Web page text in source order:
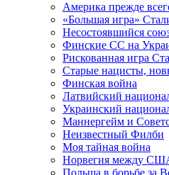
Америка прежде
«Большая игра»
Несостоявшийся
Финские СС на
Рискованная игра
Старые нацисты,
Финская война
Латвийский
Украинский
Маннергейм и
Неизвестный Филби
Моя тайная война
Норвегия между
Польша в борьбе за